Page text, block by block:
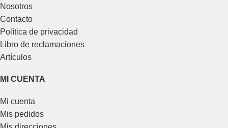
Nosotros
Contacto
Política de privacidad
Libro de reclamaciones
Artículos
MI CUENTA
Mi cuenta
Mis pedidos